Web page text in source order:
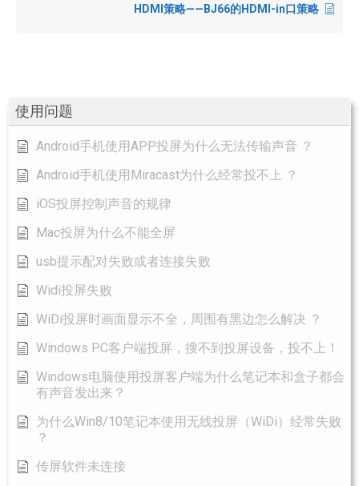
使用问题
Android手机使用APP投屏为什么无法传输声音 ？
Android手机使用Miracast为什么经常投不上 ？​
iOS投屏控制声音的规律
Mac投屏为什么不能全屏
usb提示配对失败或者连接失败
Widi投屏失败
WiDi投屏时画面显示不全，周围有黑边怎么解决 ？
Windows PC客户端投屏，搜不到投屏设备，投不上！
Windows电脑使用投屏客户端为什么笔记本和盒子都会
有声音发出来？
为什么Win8/10笔记本使用无线投屏（WiDi）经常失败
？
传屏软件未连接
HDMI策略——BJ66的HDMI-in口策略